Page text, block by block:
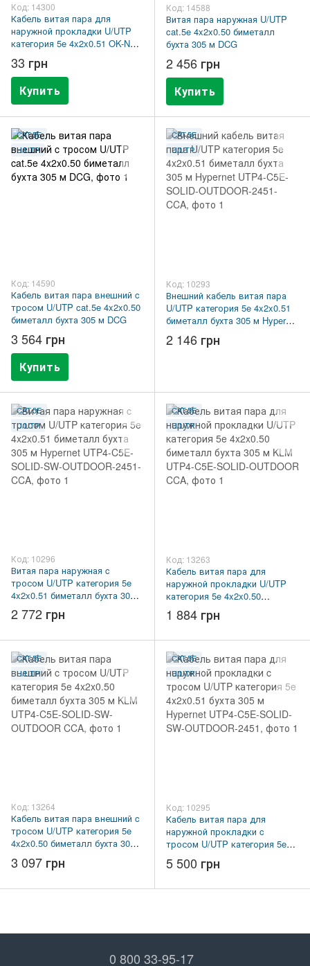
Код: 14300
Кабель витая пара для
наружной прокладки U/UTP
категория 5e 4x2x0.51 OK-Net
49219m по метрам
33 грн
Купить
Код: 14588
Витая пара наружная U/UTP
cat.5e 4x2x0.50 биметалл
бухта 305 м DCG
2 456 грн
Купить
CAT.5E
U/UTP
Код: 14590
Кабель витая пара внешний c
тросом U/UTP cat.5e 4x2x0.50
биметалл бухта 305 м DCG
3 564 грн
Купить
CAT.5E
U/UTP
Код: 10293
Внешний кабель витая пара
U/UTP категория 5e 4x2x0.51
биметалл бухта 305 м Hypernet
UTP4-C5E-SOLID-OUTDOOR-
2451-CCA
2 146 грн
CAT.5E
U/UTP
Код: 10296
Витая пара наружная c
тросом U/UTP категория 5e
4x2x0.51 биметалл бухта 305
м Hypernet UTP4-C5E-SOLID-
SW-OUTDOOR-2451-CCA
2 772 грн
CAT.5E
U/UTP
Код: 13263
Кабель витая пара для
наружной прокладки U/UTP
категория 5e 4x2x0.50
биметалл бухта 305 м KLM
UTP4-C5E-SOLID-OUTDOOR
1 884 грн
CAT.5E
U/UTP
Код: 13264
Кабель витая пара внешний c
тросом U/UTP категория 5e
4x2x0.50 биметалл бухта 305
м KLM UTP4-C5E-SOLID-SW-
OUTDOOR CCA
3 097 грн
CAT.5E
U/UTP
Код: 10295
Кабель витая пара для
наружной прокладки c
тросом U/UTP категория 5e
4x2x0.51 бухта 305 м Hypernet
UTP4-C5E-SOLID-SW-
5 500 грн
0 800 33-95-17